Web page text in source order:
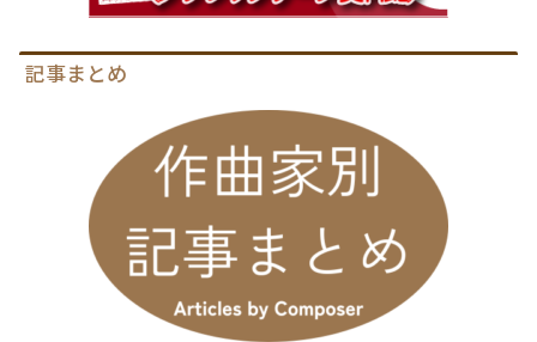
記事まとめ